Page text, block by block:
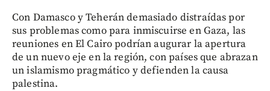
Con Damasco y Teherán demasiado distraídas por
sus problemas como para inmiscuirse en Gaza, las
reuniones en El Cairo podrían augurar la apertura
de un nuevo eje en la región, con países que abrazan
un islamismo pragmático y defienden la causa
palestina.